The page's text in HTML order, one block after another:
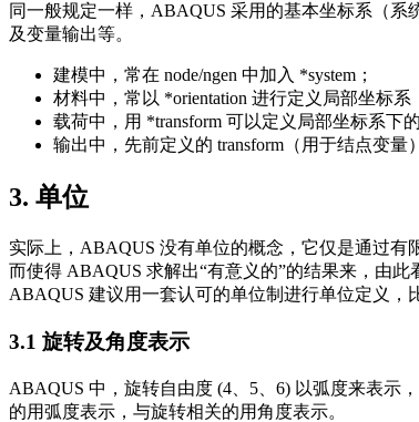
同一般规定一样，ABAQUS 采用的基本坐标系（
及变量输出等。
建模中，常在 node/ngen 中加入 *system；
材料中，常以 *orientation 进行定义局部坐标系
载荷中，用 *transform 可以定义局部坐标系下
输出中，先前定义的 transform（用于结点变量
3. 单位
实际上，ABAQUS 没有单位的概念，它仅是通过
而使得 ABAQUS 求解出“有意义的”的结果来，由
ABAQUS 建议用一套认可的单位制进行单位定义，
3.1 旋转及角度表示
ABAQUS 中，旋转自由度 (4、5、6) 以弧度来表示
的用弧度表示，与旋转相关的用角度表示。